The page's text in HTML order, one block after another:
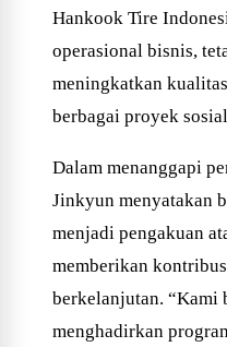
Hankook Tire
operasional bisnis,
meningkatkan
berbagai proyek
Dalam menanggapi
Jinkyun menyatakan
menjadi pengakuan
memberikan
berkelanjutan. “Kami
menghadirkan